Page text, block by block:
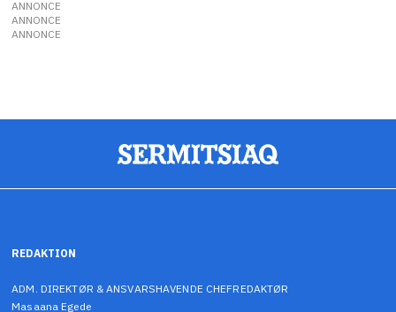
ANNONCE
ANNONCE
ANNONCE
REDAKTION
ADM. DIREKTØR & ANSVARSHAVENDE CHEFREDAKTØR
Masaana Egede